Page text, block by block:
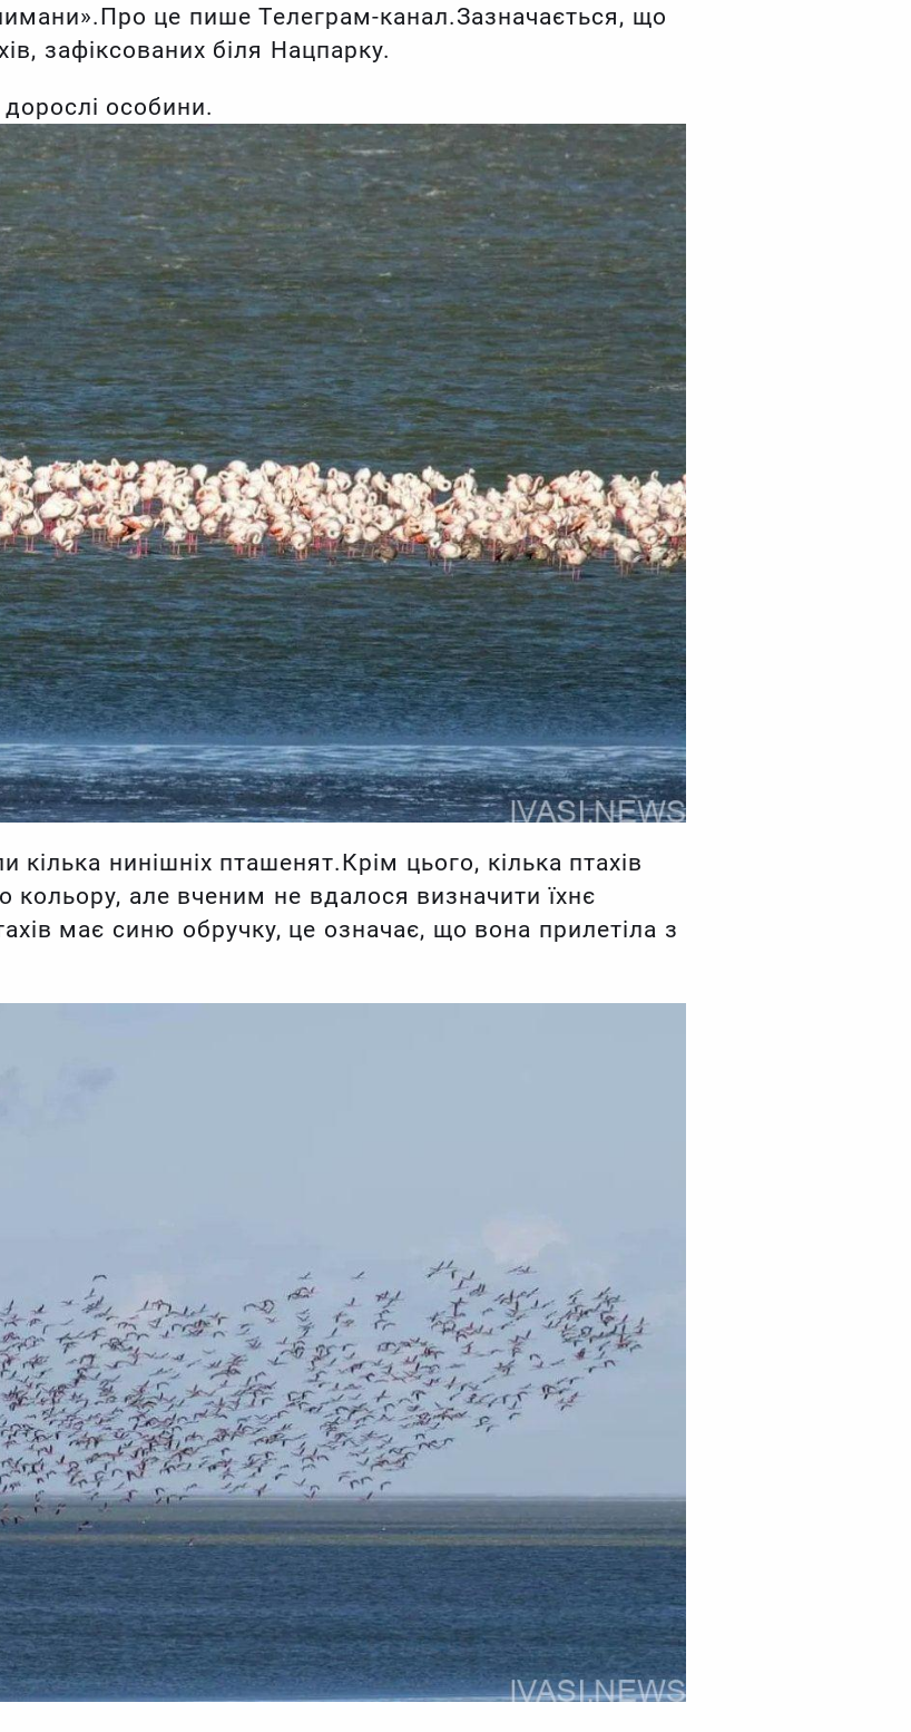
це пише Телеграм-канал.Зазначається, що
зафіксованих біля Нацпарку.
особини.
кілька нинішніх пташенят.Крім цього, кілька птахів
кольору, але вченим не вдалося визначити їхнє
має синю обручку, це означає, що вона прилетіла з